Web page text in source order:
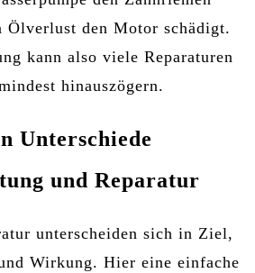
Ölverlust den Motor schädigt.
kann also viele Reparaturen
hinauszögern.
Unterschiede
und Reparatur
unterscheiden sich in Ziel,
Wirkung. Hier eine einfache